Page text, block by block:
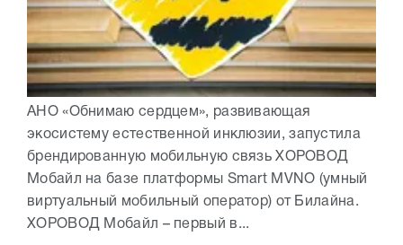
АНО «Обнимаю сердцем», развивающая
экосистему естественной инклюзии, запустила
брендированную мобильную связь ХОРОВОД
Мобайл на базе платформы Smart MVNO (умный
виртуальный мобильный оператор) от Билайна.
ХОРОВОД Мобайл – первый в...